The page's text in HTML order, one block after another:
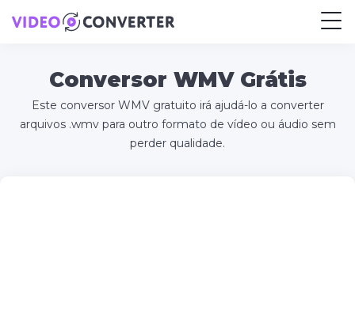
Conversor WMV Grátis
Este conversor WMV gratuito irá ajudá-lo a converter
arquivos .wmv para outro formato de vídeo ou áudio sem
perder qualidade.